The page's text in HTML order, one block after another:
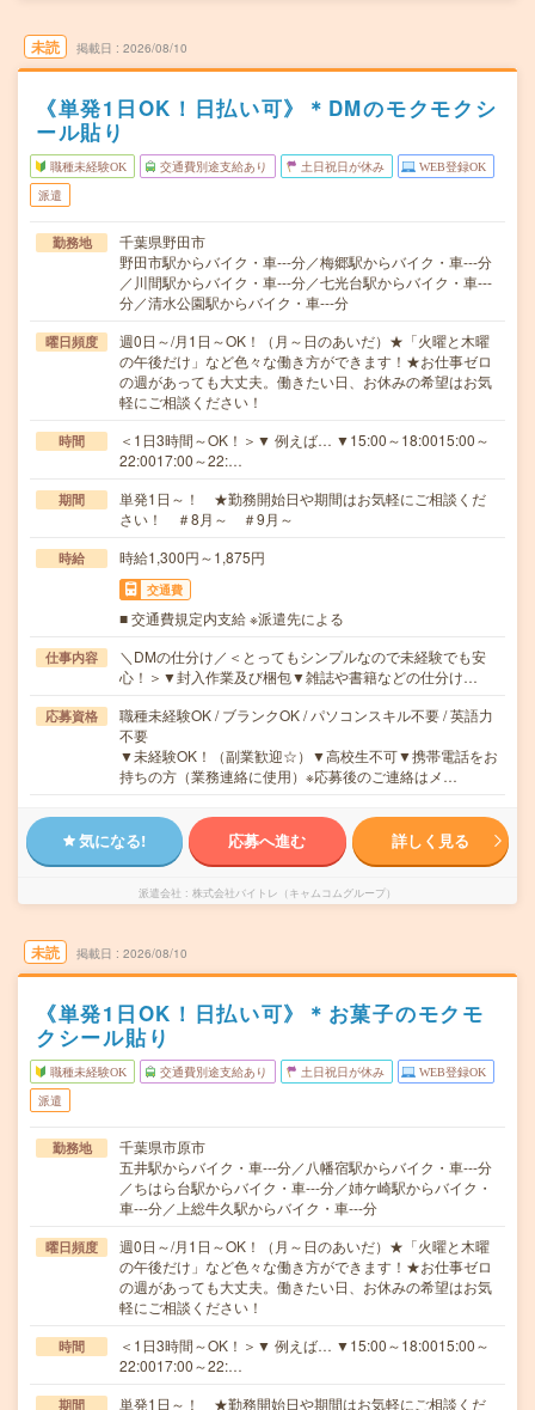
未読 掲載日 2026/08/10
《単発1日OK！日払い可》＊DMのモクモクシ
ール貼り
職種未経験OK 交通費別途支給あり 土日祝日が休み WEB登録OK
派遣
勤務地
千葉県野田市
野田市駅からバイク・車---分／梅郷駅からバイク・車---分
／川間駅からバイク・車---分／七光台駅からバイク・車---
分／清水公園駅からバイク・車---分
曜日頻度
週0日～/月1日～OK！（月～日のあいだ）★「火曜と木曜
の午後だけ」など色々な働き方ができます！★お仕事ゼロ
の週があっても大丈夫。働きたい日、お休みの希望はお気
軽にご相談ください！
時間
＜1日3時間～OK！＞▼ 例えば… ▼15:00～18:0015:00～
22:0017:00～22:…
期間
単発1日～！ ★勤務開始日や期間はお気軽にご相談くだ
さい！ ＃8月～ ＃9月～
時給 時給1,300円～1,875円
交通費
■ 交通費規定内支給 ※派遣先による
仕事内容
＼DMの仕分け／＜とってもシンプルなので未経験でも安
心！＞▼封入作業及び梱包▼雑誌や書籍などの仕分け…
応募資格
職種未経験OK / ブランクOK / パソコンスキル不要 / 英語力
不要
▼未経験OK！（副業歓迎☆）▼高校生不可▼携帯電話をお
持ちの方（業務連絡に使用）※応募後のご連絡はメ…
気になる! 応募へ進む 詳しく見る
派遣会社 株式会社バイトレ（キャムコムグループ）
未読 掲載日 2026/08/10
《単発1日OK！日払い可》＊お菓子のモクモ
クシール貼り
職種未経験OK 交通費別途支給あり 土日祝日が休み WEB登録OK
派遣
勤務地
千葉県市原市
五井駅からバイク・車---分／八幡宿駅からバイク・車---分
／ちはら台駅からバイク・車---分／姉ケ崎駅からバイク・
車---分／上総牛久駅からバイク・車---分
曜日頻度
週0日～/月1日～OK！（月～日のあいだ）★「火曜と木曜
の午後だけ」など色々な働き方ができます！★お仕事ゼロ
の週があっても大丈夫。働きたい日、お休みの希望はお気
軽にご相談ください！
時間
＜1日3時間～OK！＞▼ 例えば… ▼15:00～18:0015:00～
22:0017:00～22:…
期間 単発1日～！ ★勤務開始日や期間はお気軽にご相談くだ